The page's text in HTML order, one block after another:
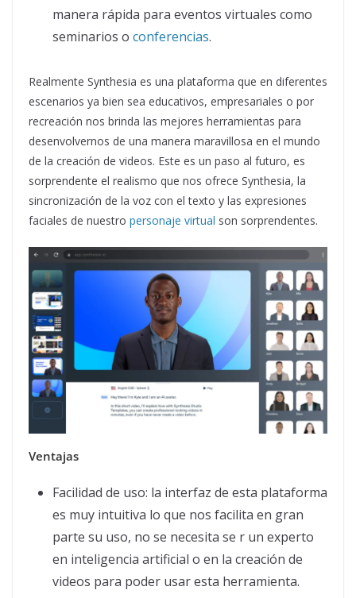
manera rápida para eventos virtuales como
seminarios o conferencias.
Realmente Synthesia es una plataforma que en diferentes
escenarios ya bien sea educativos, empresariales o por
recreación nos brinda las mejores herramientas para
desenvolvernos de una manera maravillosa en el mundo
de la creación de videos. Este es un paso al futuro, es
sorprendente el realismo que nos ofrece Synthesia, la
sincronización de la voz con el texto y las expresiones
faciales de nuestro personaje virtual son sorprendentes.
Ventajas
Facilidad de uso: la interfaz de esta plataforma
es muy intuitiva lo que nos facilita en gran
parte su uso, no se necesita se r un experto
en inteligencia artificial o en la creación de
videos para poder usar esta herramienta.